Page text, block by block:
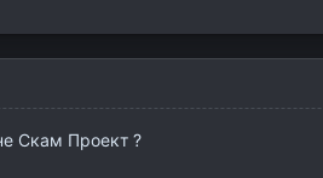
Скам Проект ?